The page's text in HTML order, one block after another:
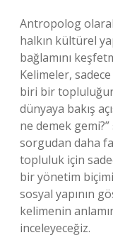
Antropolog
halkın kültürel
bağlamını
Kelimeler,
biri bir
dünyaya bakış
ne demek
sorgudan daha
topluluk için
bir yönetim
sosyal yapının
kelimenin
inceleyeceğiz.